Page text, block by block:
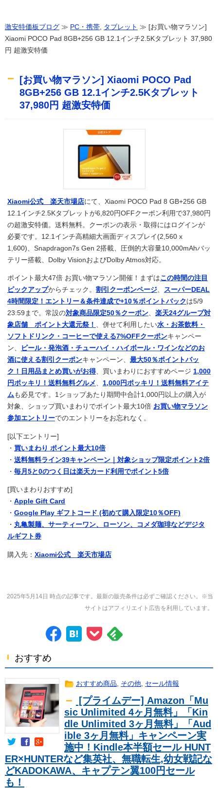
激安特価板ブログ ≫ PC・携帯, タブレット ≫ [お買い物マラソン]
Xiaomi POCO Pad 8GB+256 GB 12.1インチ2.5Kタブレット 37,980
円 超激安特価
[お買い物マラソン] Xiaomi POCO Pad
8GB+256 GB 12.1インチ2.5Kタブレット
37,980円 超激安特価
Xiaomi公式 楽天市場店にて、Xiaomi POCO Pad 8 GB+256 GB
12.1インチ2.5Kタブレットが6,820円OFFクーポン利用で37,980円
の超激安特価。送料無料。クーポンの表示・取得にはログインが
必要です。12.1インチ高精細大画面ディスプレイ(2,560 x
1,600)、Snapdragon7s Gen 2搭載、圧倒的大容量10,000mAhバッ
テリー搭載、Dolby VisionおよびDolby Atmos対応。
ポイント最大47倍 お買い物マラソン開催！まずはこの時間の注目
ピックアップからチェック。 割引クーポンページ、 スーパーDEAL
4時間限定！エントリー＆条件達成で+10％ポイントバック は5/9
23:59まで。常設の対象商品限定50％クーポン、 楽天24グループ対
象店舗 ポイント大還元祭！ 、併せて利用したい水・お茶飲料・
ソフトドリンク・コーヒーで使える7%OFFクーポンキャンペー
ン、
ビール・発泡酒・チューハイ・ハイボール・ワインなどのお
酒に使える割引クーポンキャンペーン、 最大50％ポイントバッ
ク！日用品まとめ買いがお得、買いまわりにおすすめページ 1,000
円ポッキリ！送料無料グルメ 、 1,000円ポッキリ！送料無料アイテ
ムも必見です。1ショップあたり期間中合計1,000円以上の購入が
対象、ショップ買いまわりでポイント最大10倍 お買い物マラソン
参加エントリーでのエントリーをお忘れなく。
[以下エントリー]
・ 買いまわり ポイント最大10倍
・ 送料無料ライン39キャンペーン｜対象ショップ限定ポイント2倍
・ 毎月5と0のつく日は楽天カード利用でポイント5倍
[買いまわりおすすめ]
・ Apple Gift Card
・ Google Play ギフトコード (初めて購入限定10％OFF)
・ 丸亀製麺、サーティーワン、ローソン、コメダ珈琲などデジタ
ルギフト券
購入先： Xiaomi公式 楽天市場店
2025年5月14日 時点の記事です。最新の販売条件は必ずご確認ください。※当
サイトはアフィリエイト広告を利用しています。
おすすめ
おすすめ商品 その他 セール情報
[プライムデー] Amazon「Mu
sic Unlimited 4ヶ月無料」「Kin
dle Unlimited 3ヶ月無料」「Aud
ible 3ヶ月無料」キャンペーン実
施中！Kindle本半額セール HUNT
ER×HUNTERなど集英社、無職転生,幼女戦記な
どKADOKAWA、キャプテン翼100円セール
も！